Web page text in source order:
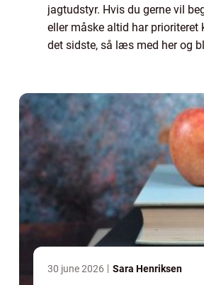
jagtudstyr. Hvis du gerne vil
eller måske altid har prioriteret
det sidste, så læs med her og
30 june 2026 Sara Henriksen